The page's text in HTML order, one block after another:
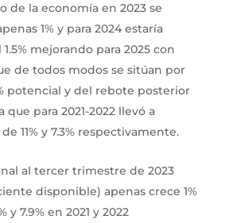
de la economía en 2023 se
1% y para 2024 estaría
mejorando para 2025 con
de todos modos se sitúan por
potencial y del rebote posterior
que para 2021-2022 llevó a
11% y 7.3% respectivamente.
al tercer trimestre de 2023
disponible) apenas crece 1%
y 7.9% en 2021 y 2022